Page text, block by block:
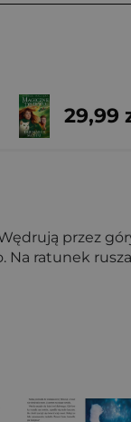
29,99
przez
ratunek